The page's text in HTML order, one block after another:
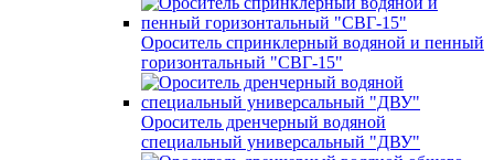
Ороситель спринклерный водяной и пенный
горизонтальный "СВГ-15"
Ороситель дренчерный водяной
специальный универсальный "ДВУ"